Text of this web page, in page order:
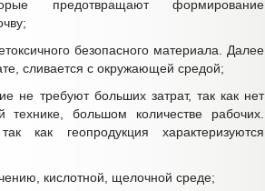
предотвращают формирование
безопасного материала. Далее
сливается с окружающей средой;
не требуют больших затрат, так как нет
технике, большом количестве рабочих.
как геопродукция характеризуются
кислотной, щелочной среде;